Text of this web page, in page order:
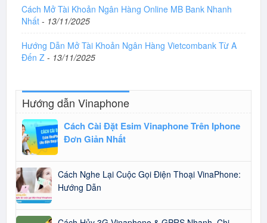
Cách Mở Tài Khoản Ngân Hàng Online MB Bank Nhanh
Nhất - 13/11/2025
Hướng Dẫn Mở Tài Khoản Ngân Hàng Vietcombank Từ A
Đến Z - 13/11/2025
Hướng dẫn Vinaphone
Cách Cài Đặt Esim Vinaphone Trên Iphone
Đơn Giản Nhất
Cách Nghe Lại Cuộc Gọi Điện Thoại VinaPhone:
Hướng Dẫn